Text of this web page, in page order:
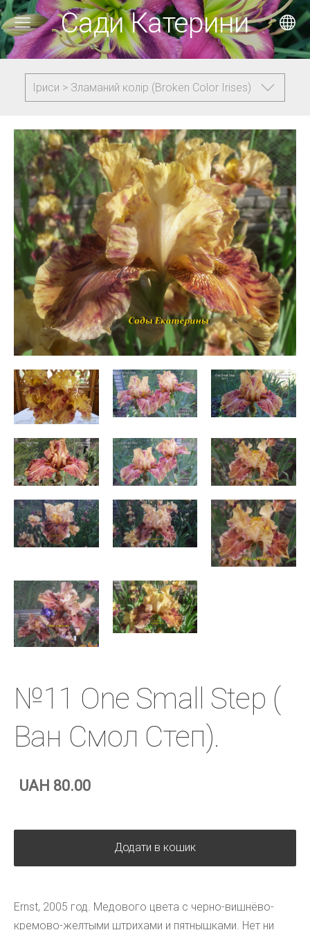
Сади Катерини
Іриси > Зламаний колір (Broken Color Irises)
№11 One Small Step (
Ван Смол Степ).
UAH 80.00
Додати в кошик
Ernst, 2005 год. Медового цвета с черно-вишнёво-
кремово-желтыми штрихами и пятнышками. Нет ни